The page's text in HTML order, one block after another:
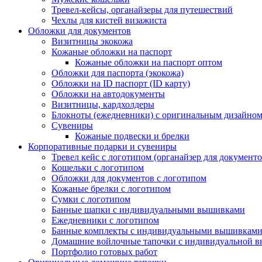
Тревел-кейсы, органайзеры для путешествий
Чехлы для кистей визажиста
Обложки для документов
Визитницы экокожа
Кожаные обложки на паспорт
Кожаные обложки на паспорт оптом
Обложки для паспорта (экокожа)
Обложки на ID паспорт (ID карту)
Обложки на автодокументы
Визитницы, кардхолдеры
Блокноты (ежедневники) с оригинальным дизайном
Сувениры
Кожаные подвески и брелки
Корпоративные подарки и сувениры
Тревел кейс с логотипом (органайзер для
Кошельки с логотипом
Обложки для документов с логотипом
Кожаные брелки с логотипом
Сумки с логотипом
Банные шапки с индивидуальными вышивками
Ежедневники с логотипом
Банные комплекты с индивидуальными вышивками
Домашние войлочные тапочки с индивидуальной
Портфолио готовых работ